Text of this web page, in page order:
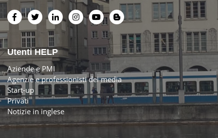
Utenti HELP
Aziende e PMI
Agenzie e professionisti dei media
Start-up
Privati
Notizie in inglese